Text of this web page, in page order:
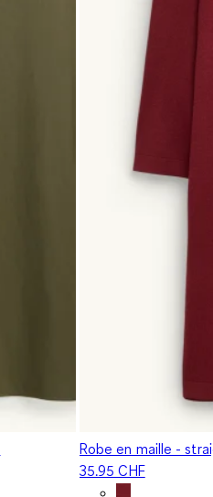
Robe en maille -
35.95 CHF